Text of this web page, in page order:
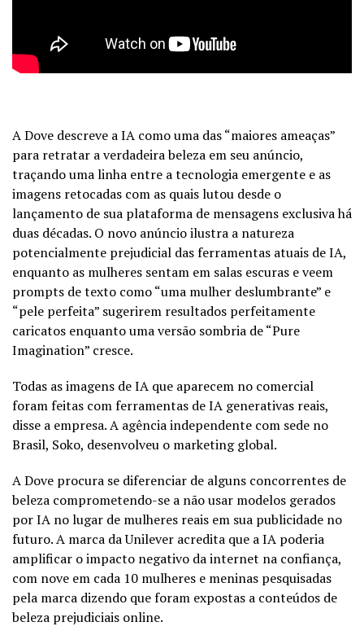
A Dove descreve a IA como uma das “maiores ameaças”
para retratar a verdadeira beleza em seu anúncio,
traçando uma linha entre a tecnologia emergente e as
imagens retocadas com as quais lutou desde o
lançamento de sua plataforma de mensagens exclusiva há
duas décadas. O novo anúncio ilustra a natureza
potencialmente prejudicial das ferramentas atuais de IA,
enquanto as mulheres sentam em salas escuras e veem
prompts de texto como “uma mulher deslumbrante” e
“pele perfeita” sugerirem resultados perfeitamente
caricatos enquanto uma versão sombria de “Pure
Imagination” cresce.
Todas as imagens de IA que aparecem no comercial
foram feitas com ferramentas de IA generativas reais,
disse a empresa. A agência independente com sede no
Brasil, Soko, desenvolveu o marketing global.
A Dove procura se diferenciar de alguns concorrentes de
beleza comprometendo-se a não usar modelos gerados
por IA no lugar de mulheres reais em sua publicidade no
futuro. A marca da Unilever acredita que a IA poderia
amplificar o impacto negativo da internet na confiança,
com nove em cada 10 mulheres e meninas pesquisadas
pela marca dizendo que foram expostas a conteúdos de
beleza prejudiciais online.